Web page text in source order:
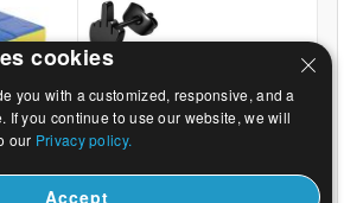
cookies
you with a customized, responsive, and a
If you continue to use our website, we will
our Privacy policy.
Accept